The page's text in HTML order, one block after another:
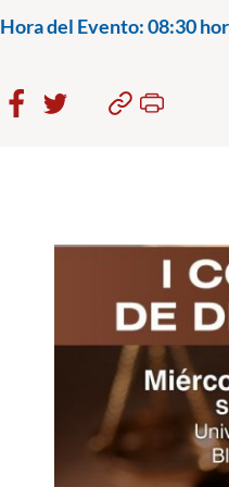
Hora del Evento:08:30